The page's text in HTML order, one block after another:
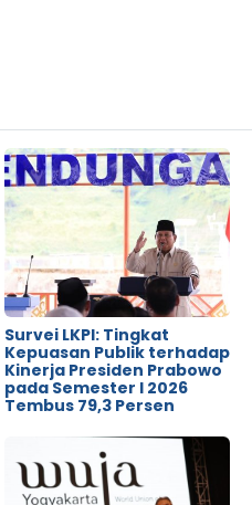
Survei LKPI: Tingkat
Kepuasan Publik terhadap
Kinerja Presiden Prabowo
pada Semester I 2026
Tembus 79,3 Persen